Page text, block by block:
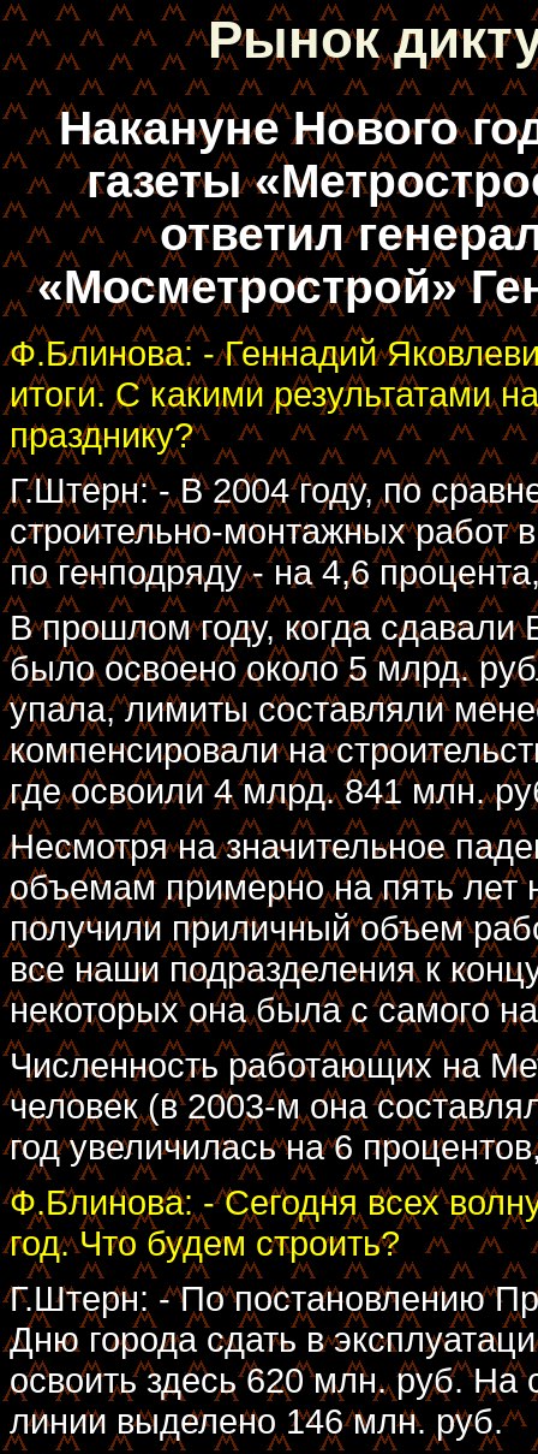
Рынок
Накануне Нового
газеты
ответил
«Мосметрострой»
Ф.Блинова: - Геннадий
итоги. С какими результатами
празднику?
Г.Штерн: - В 2004 году, по
строительно-монтажных работ
по генподряду - на 4,6
В прошлом году, когда
было освоено около 5 млрд.
упала, лимиты составляли
компенсировали на
где освоили 4 млрд. 841 млн.
Несмотря на значительное
объемам примерно на пять лет
получили приличный объем
все наши подразделения к
некоторых она была с самого
Численность работающих на
человек (в 2003-м она
год увеличилась на 6
Ф.Блинова: - Сегодня всех
год. Что будем строить?
Г.Штерн: - По постановлению
Дню города сдать в
освоить здесь 620 млн. руб. На
линии выделено 146 млн. руб.